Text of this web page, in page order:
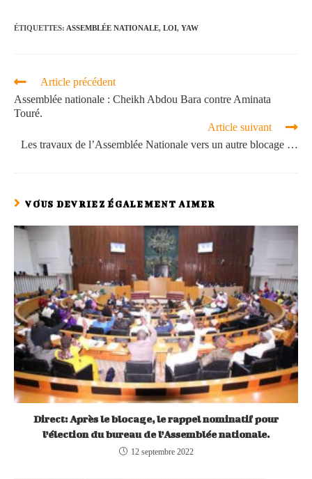
ÉTIQUETTES: ASSEMBLÉE NATIONALE, LOI, YAW
Article précédent
Assemblée nationale : Cheikh Abdou Bara contre Aminata
Touré.
Article suivant
Les travaux de l’Assemblée Nationale vers un autre blocage …
VOUS DEVRIEZ ÉGALEMENT AIMER
Direct: Après le blocage, le rappel nominatif pour
l’élection du bureau de l’Assemblée nationale.
12 septembre 2022